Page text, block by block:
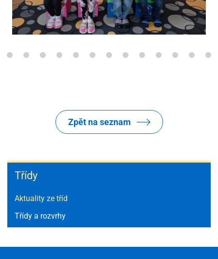
Škola
Třídy
Aktuality ze tříd
Třídy a rozvrhy
Zpět na seznam